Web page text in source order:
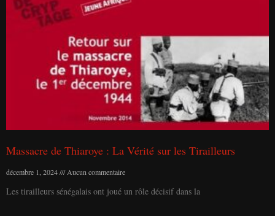
Massacre de Thiaroye : La Vérité sur les Tirailleurs
décembre 1, 2024 Aucun commentaire
Les tirailleurs sénégalais ont joué un rôle décisif dans la